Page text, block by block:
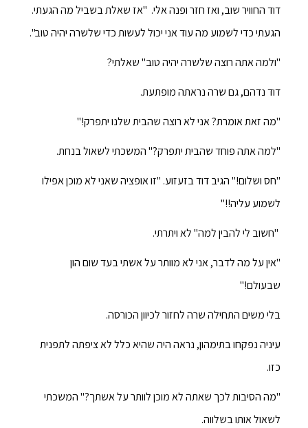
דוד החוויר שוב, ואז חזר ופנה אלי. "אז שאלת בשביל מה הגעתי.
הגעתי כדי לשמוע מה עוד אני יכול לעשות כדי שלשרה יהיה טוב".
"ולמה אתה רוצה שלשרה יהיה טוב" שאלתי?
דוד נדהם, גם שרה נראתה מופתעת.
"מה זאת אומרת? אני לא רוצה שהבית שלנו יתפרק!"
"למה אתה פוחד שהבית יתפרק?" המשכתי לשאול בנחת.
"חס ושלום!" הגיב דוד בזעזוע. "זו אופציה שאני לא מוכן אפילו
לשמוע עליה!!"
"חשוב לי להבין למה" לא ויתרתי.
"אין על מה לדבר, אני לא מוותר על אשתי בעד שום הון
שבעולם!"
בלי משים התחילה שרה לחזור לכיוון הכורסה.
עיניה נפקחו בתימהון, נראה היה שהיא כלל לא ציפתה לתפנית
כזו.
"מה הסיבות לכך שאתה לא מוכן לוותר על אשתך?" המשכתי
לשאול אותו בשלווה.